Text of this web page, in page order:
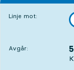
Linje mot:
,
Avgår: